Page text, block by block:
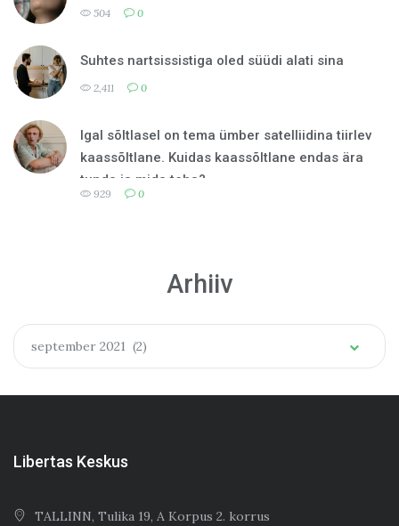
504 0
Suhtes nartsissistiga oled süüdi alati sina
2,411 0
Igal sõltlasel on tema ümber satelliidina tiirlev
kaassõltlane. Kuidas kaassõltlane endas ära
tunda ja mida teha?
929 0
Arhiiv
Arhiiv
september 2021 (2)
Libertas Keskus
TALLINN, Tulika 19, A Korpus 2. korrus